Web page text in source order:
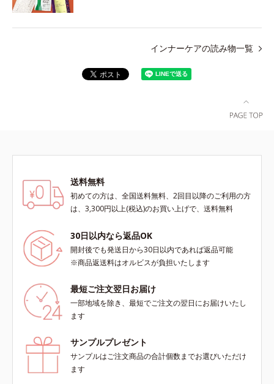
インナーケアの読み物一覧
送料無料
初めての方は、全国送料無料、2回目以降のご利用の方
は、3,300円以上(税込)のお買い上げで、送料無料
30日以内なら返品OK
開封後でも発送日から30日以内であれば返品可能
※商品返送料はオルビスが負担いたします
最短ご注文翌日お届け
一部地域を除き、最短でご注文の翌日にお届けいたし
ます
サンプルプレゼント
サンプルはご注文商品の合計個数までお選びいただけ
ます